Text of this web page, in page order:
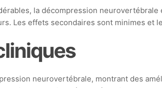
la décompression
Les effets secondaires sont minimes et
neurovertébrale, montrant des